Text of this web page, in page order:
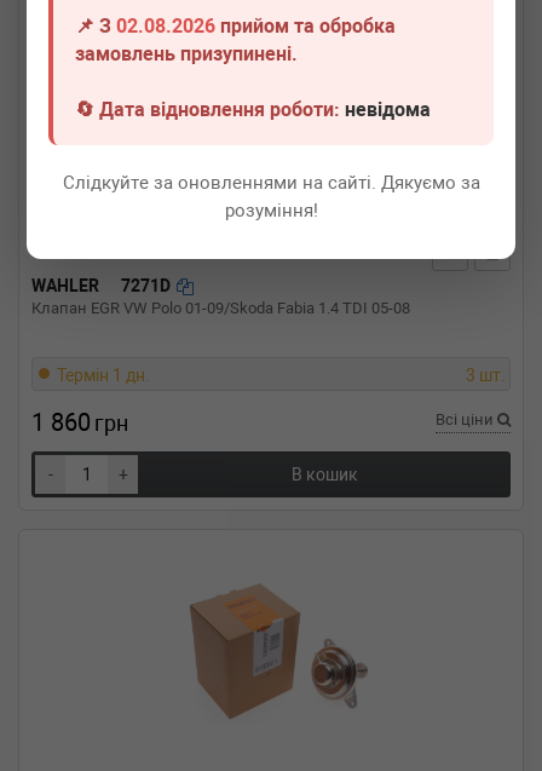
📌 З02.08.2026 прийом та обробка
замовлень призупинені.
🔄 Дата відновлення роботи:невідома
Слідкуйте за оновленнями на сайті. Дякуємо за
розуміння!
WAHLER 7271D
Клапан EGR VW Polo 01-09/Skoda Fabia 1.4 TDI 05-08
Термін 1 дн. 3 шт.
1 860 грн Всі ціни
- + В кошик